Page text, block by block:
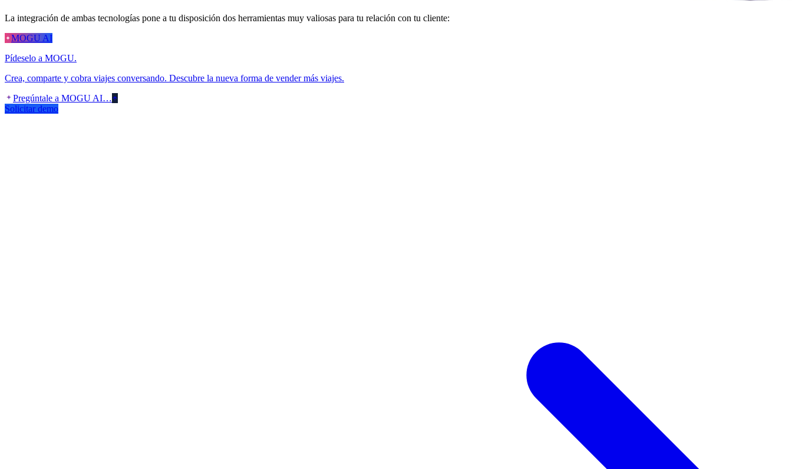
La integración de ambas tecnologías pone a tu disposición dos herramientas muy valiosas para tu relación con tu cliente:
MOGU AI
Pídeselo a MOGU.
Crea, comparte y cobra viajes conversando. Descubre la nueva forma de vender más viajes.
Pregúntale a MOGU AI…
Solicitar demo